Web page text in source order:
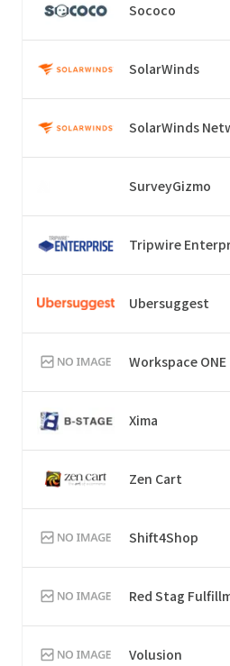
Sococo
SolarWinds
SurveyGizmo
Tripwire
Ubersuggest
Workspace ONE
Xima
Zen Cart
Shift4Shop
Red Stag
Volusion